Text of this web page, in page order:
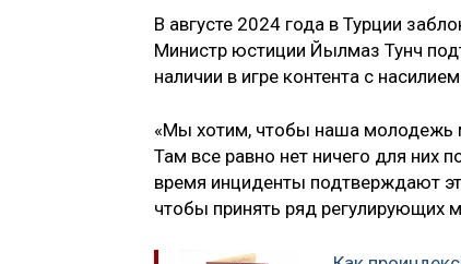
В августе 2024 года в Турции
Министр юстиции Йылмаз Тунч
наличии в игре контента с
«Мы хотим, чтобы наша молодежь
Там все равно нет ничего для них
время инциденты подтверждают
чтобы принять ряд регулирующих